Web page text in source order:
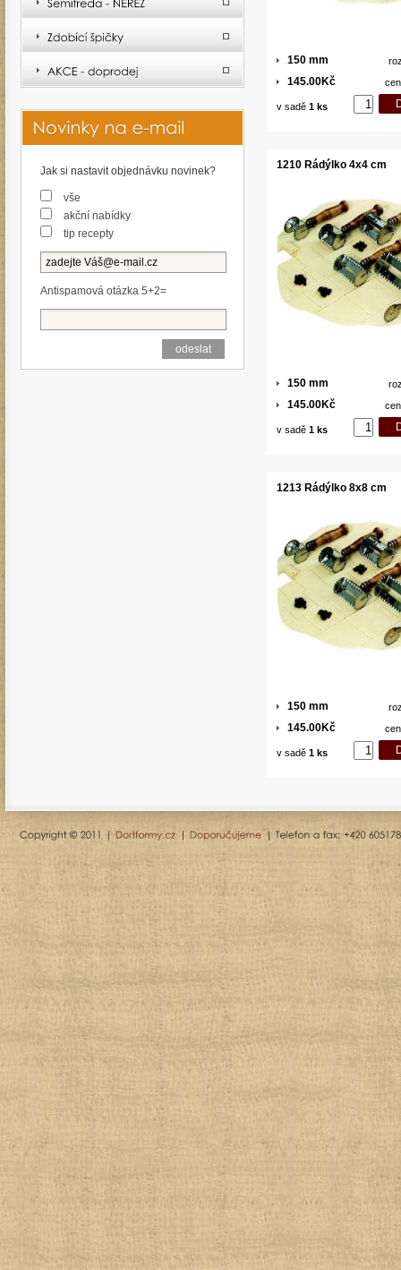
150 mm
145.00Kč
v sadě 1 ks
1210 Rádýlko 4x4 cm
150 mm
145.00Kč
v sadě 1 ks
1213 Rádýlko 8x8 cm
150 mm
145.00Kč
v sadě 1 ks
Jak si nastavit objednávku novinek?
vše
akční nabídky
tip recepty
Antispamová otázka 5+2=